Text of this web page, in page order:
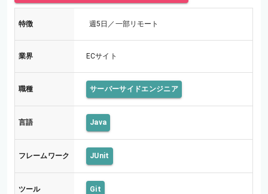
特徴 週5日／一部リモート
業界 ECサイト
職種 サーバーサイドエンジニア
言語 Java
フレームワーク JUnit
ツール Git